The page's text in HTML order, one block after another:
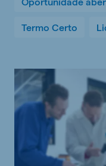
Termo Certo